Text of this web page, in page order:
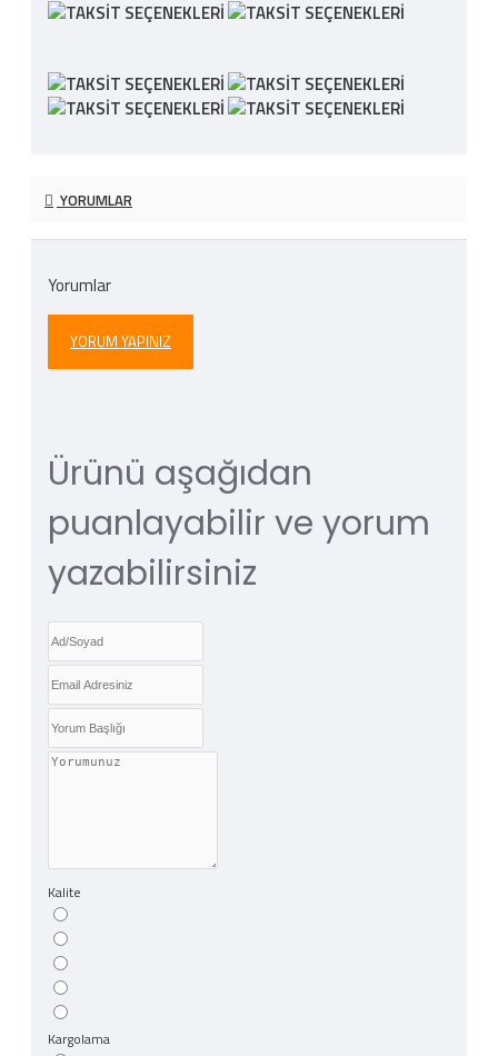
YORUMLAR
Yorumlar
YORUM YAPINIZ
Ürünü aşağıdan
puanlayabilir ve yorum
yazabilirsiniz
Kalite
Kargolama